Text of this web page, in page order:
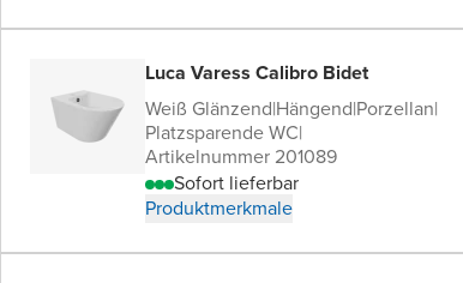
Luca Varess Calibro Bidet
Weiß Glänzend|Hängend|Porzellan|
Platzsparende WC|
Artikelnummer 201089
Sofort lieferbar
Produktmerkmale